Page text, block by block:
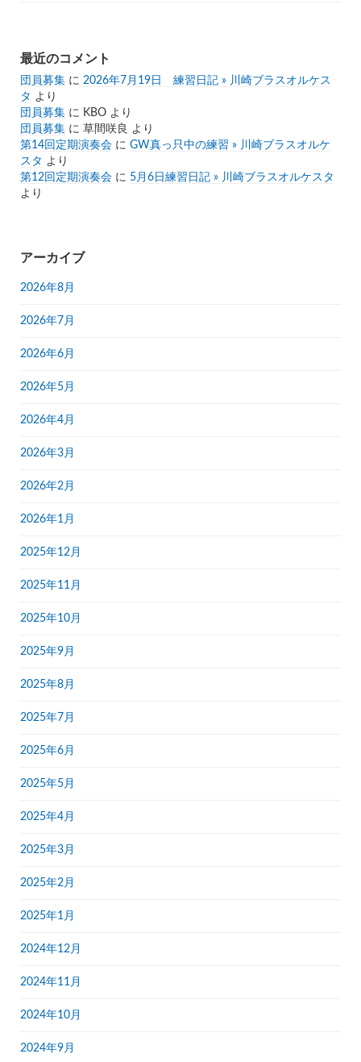
最近のコメント
団員募集 に 2026年7月19日 練習日記 » 川崎ブラスオルケス
タ より
団員募集 に KBO より
団員募集 に 草間咲良 より
第14回定期演奏会 に GW真っ只中の練習 » 川崎ブラスオルケ
スタ より
第12回定期演奏会 に 5月6日練習日記 » 川崎ブラスオルケスタ
より
アーカイブ
2026年8月
2026年7月
2026年6月
2026年5月
2026年4月
2026年3月
2026年2月
2026年1月
2025年12月
2025年11月
2025年10月
2025年9月
2025年8月
2025年7月
2025年6月
2025年5月
2025年4月
2025年3月
2025年2月
2025年1月
2024年12月
2024年11月
2024年10月
2024年9月